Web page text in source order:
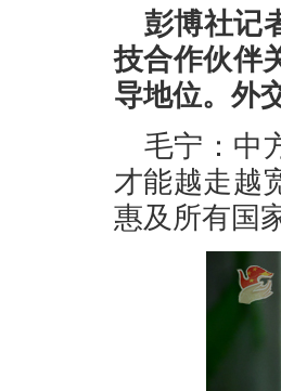
彭博社记
技合作伙伴
导地位。外
毛宁：中
才能越走越
惠及所有国